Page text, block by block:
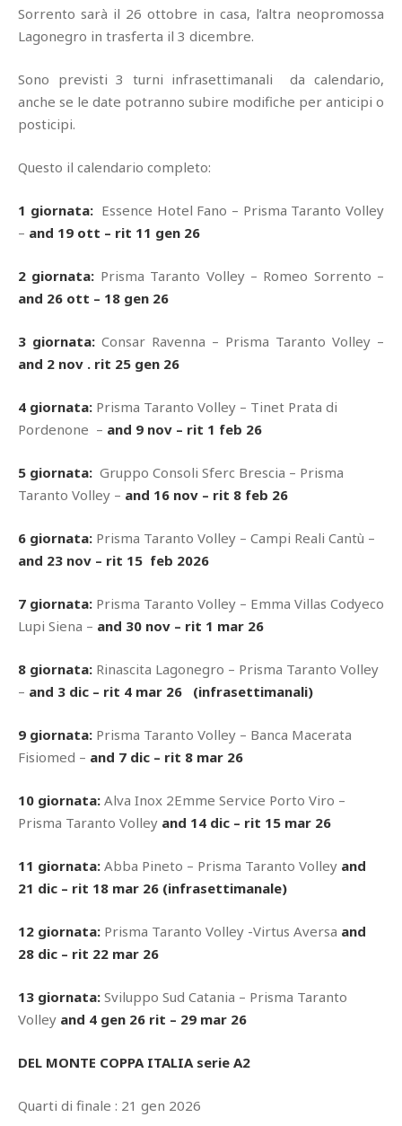
Sorrento sarà il 26 ottobre in casa, l’altra neopromossa
Lagonegro in trasferta il 3 dicembre.
Sono previsti 3 turni infrasettimanali da calendario,
anche se le date potranno subire modifiche per anticipi o
posticipi.
Questo il calendario completo:
1 giornata: Essence Hotel Fano – Prisma Taranto Volley
– and 19 ott – rit 11 gen 26
2 giornata: Prisma Taranto Volley – Romeo Sorrento –
and 26 ott – 18 gen 26
3 giornata: Consar Ravenna – Prisma Taranto Volley –
and 2 nov . rit 25 gen 26
4 giornata: Prisma Taranto Volley – Tinet Prata di
Pordenone – and 9 nov – rit 1 feb 26
5 giornata: Gruppo Consoli Sferc Brescia – Prisma
Taranto Volley – and 16 nov – rit 8 feb 26
6 giornata: Prisma Taranto Volley – Campi Reali Cantù –
and 23 nov – rit 15 feb 2026
7 giornata: Prisma Taranto Volley – Emma Villas Codyeco
Lupi Siena – and 30 nov – rit 1 mar 26
8 giornata: Rinascita Lagonegro – Prisma Taranto Volley
– and 3 dic – rit 4 mar 26 (infrasettimanali)
9 giornata: Prisma Taranto Volley – Banca Macerata
Fisiomed – and 7 dic – rit 8 mar 26
10 giornata: Alva Inox 2Emme Service Porto Viro –
Prisma Taranto Volley and 14 dic – rit 15 mar 26
11 giornata: Abba Pineto – Prisma Taranto Volley and
21 dic – rit 18 mar 26 (infrasettimanale)
12 giornata: Prisma Taranto Volley -Virtus Aversa and
28 dic – rit 22 mar 26
13 giornata: Sviluppo Sud Catania – Prisma Taranto
Volley and 4 gen 26 rit – 29 mar 26
DEL MONTE COPPA ITALIA serie A2
Quarti di finale : 21 gen 2026